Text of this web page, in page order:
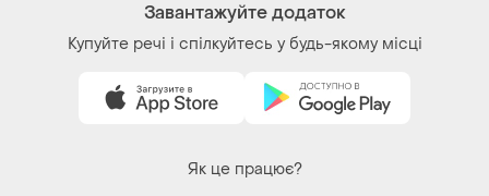
Завантажуйте додаток
Купуйте речі і спілкуйтесь у будь-якому місці
Як це працює?